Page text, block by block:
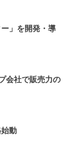
」を開発・導
会社で販売力の
動